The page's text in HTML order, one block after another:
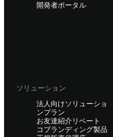
開発者ポータル
ソリューション
法人向けソリューショ
ンプラン
お友達紹介リベート
コブランディング製品